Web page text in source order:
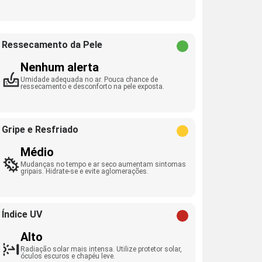
Ressecamento da Pele
Nenhum alerta
Umidade adequada no ar. Pouca chance de
ressecamento e desconforto na pele exposta.
Gripe e Resfriado
Médio
Mudanças no tempo e ar seco aumentam sintomas
gripais. Hidrate-se e evite aglomerações.
Índice UV
Alto
Radiação solar mais intensa. Utilize protetor solar,
óculos escuros e chapéu leve.